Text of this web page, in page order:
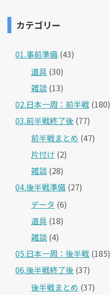
カテゴリー
01.事前準備 (43)
道具 (30)
雑談 (13)
02.日本一周：前半戦 (180)
03.前半戦終了後 (77)
前半戦まとめ (47)
片付け (2)
雑談 (28)
04.後半戦準備 (27)
データ (6)
道具 (18)
雑談 (4)
05.日本一周：後半戦 (185)
06.後半戦終了後 (37)
後半戦まとめ (37)